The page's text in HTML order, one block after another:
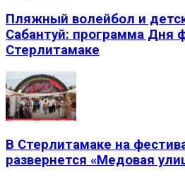
Пляжный волейбол и
Сабантуй: программа Дня
Стерлитамаке
В Стерлитамаке на
развернется «Медовая